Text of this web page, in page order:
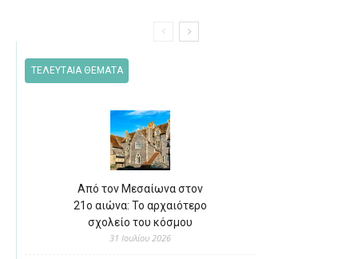
ΤΕΛΕΥΤΑΙΑ ΘΕΜΑΤΑ
Από τον Μεσαίωνα στον
21ο αιώνα: Το αρχαιότερο
σχολείο του κόσμου
31 Ιουλίου 2026